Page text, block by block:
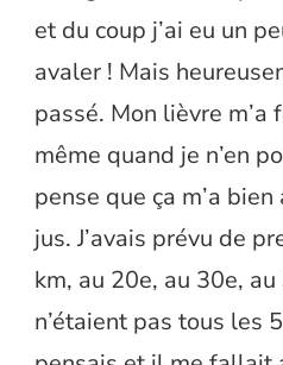
et du coup j’ai eu un
avaler ! Mais
passé. Mon lièvre m’a
même quand je n’en
pense que ça m’a
jus. J’avais prévu de
km, au 20e, au 30e,
n’étaient pas tous les